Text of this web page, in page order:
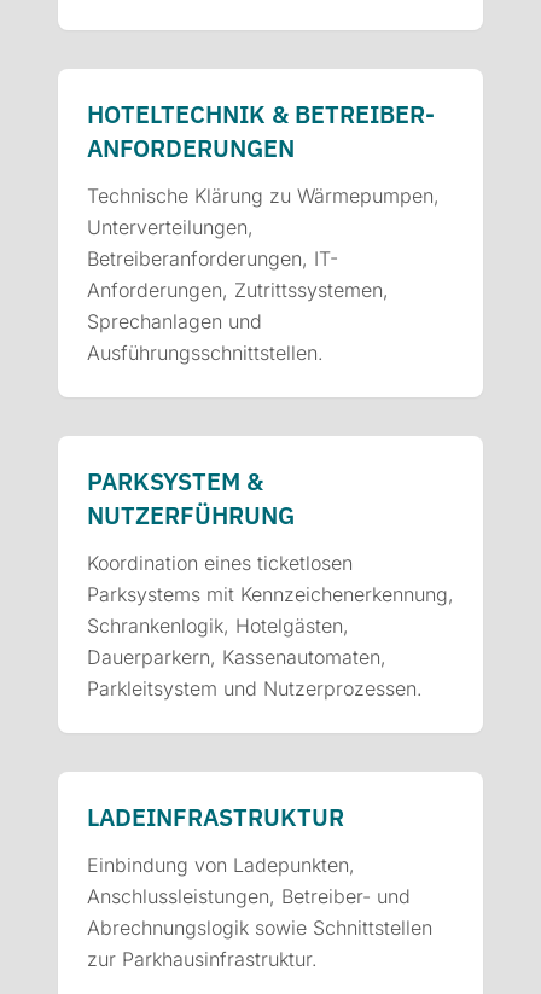
HOTELTECHNIK & BETREIBER­
ANFORDERUNGEN
Technische Klärung zu Wärmepumpen,
Unterverteilungen,
Betreiberanforderungen, IT-
Anforderungen, Zutrittssystemen,
Sprechanlagen und
Ausführungsschnittstellen.
PARKSYSTEM &
NUTZERFÜHRUNG
Koordination eines ticketlosen
Parksystems mit Kennzeichenerkennung,
Schrankenlogik, Hotelgästen,
Dauerparkern, Kassenautomaten,
Parkleitsystem und Nutzerprozessen.
LADE­INFRASTRUKTUR
Einbindung von Ladepunkten,
Anschlussleistungen, Betreiber- und
Abrechnungslogik sowie Schnittstellen
zur Parkhausinfrastruktur.